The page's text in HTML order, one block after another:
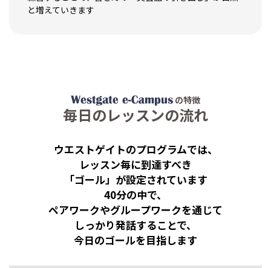
と増えていきます
の特徴
毎日のレッスンの流れ
ウエストゲイトのプログラムでは、
レッスン毎に到達すべき
「ゴール」が設定されています
40分の中で、
ペアワークやグループワークを通じて
しっかり発話することで、
今日のゴールを目指します